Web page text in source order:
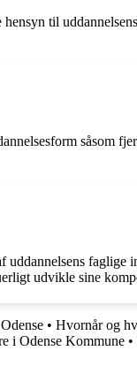
til
såsom
faglige
udvikle sine
• Hvornår og
i Odense Kommune •